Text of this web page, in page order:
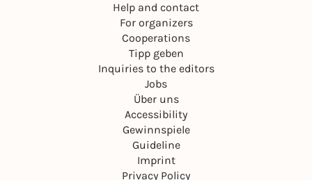
Help and contact
For organizers
Cooperations
Tipp geben
Inquiries to the editors
Jobs
Über uns
Accessibility
Gewinnspiele
Guideline
Imprint
Privacy Policy